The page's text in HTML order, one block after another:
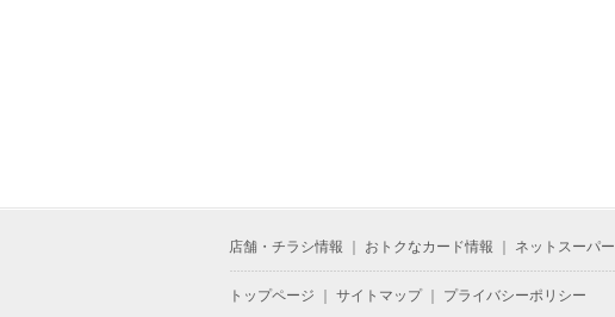
店舗・チラシ情報 おトクなカード情報 ネットスーパー
トップページ サイトマップ｜ プライバシーポリシー